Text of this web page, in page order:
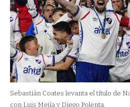
Sebastián Coates levanta el título de
con Luis Mejía y Diego Polenta.